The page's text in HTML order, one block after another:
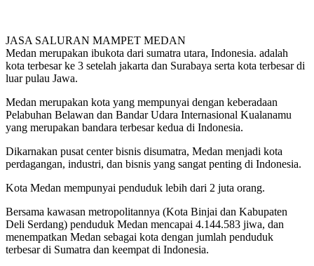
JASA SALURAN MAMPET MEDAN
Medan merupakan ibukota dari sumatra utara, Indonesia. adalah
kota terbesar ke 3 setelah jakarta dan Surabaya serta kota terbesar di
luar pulau Jawa.
Medan merupakan kota yang mempunyai dengan keberadaan
Pelabuhan Belawan dan Bandar Udara Internasional Kualanamu
yang merupakan bandara terbesar kedua di Indonesia.
Dikarnakan pusat center bisnis disumatra, Medan menjadi kota
perdagangan, industri, dan bisnis yang sangat penting di Indonesia.
Kota Medan mempunyai penduduk lebih dari 2 juta orang.
Bersama kawasan metropolitannya (Kota Binjai dan Kabupaten
Deli Serdang) penduduk Medan mencapai 4.144.583 jiwa, dan
menempatkan Medan sebagai kota dengan jumlah penduduk
terbesar di Sumatra dan keempat di Indonesia.